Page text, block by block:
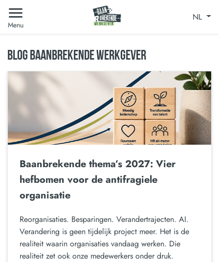
Menu
NL
BLOG BAANBREKENDE WERKGEVER
Baanbrekende thema’s 2027: Vier
hefbomen voor de antifragiele
organisatie
Reorganisaties. Besparingen. Verandertrajecten. AI.
Verandering is geen tijdelijk project meer. Het is de
realiteit waarin organisaties vandaag werken. Die
realiteit zet ook onze medewerkers onder druk.